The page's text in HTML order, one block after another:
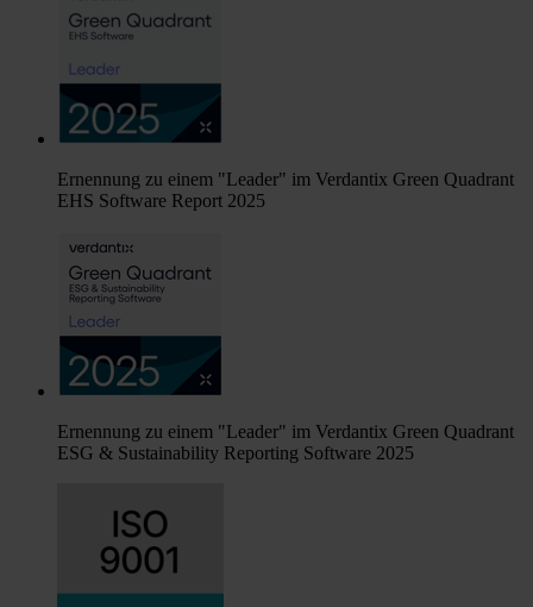
Ernennung zu einem "Leader" im Verdantix Green Quadrant
EHS Software Report 2025
Ernennung zu einem "Leader" im Verdantix Green Quadrant
ESG & Sustainability Reporting Software 2025